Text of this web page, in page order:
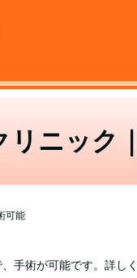
リニック
可能
手術が可能です。詳し